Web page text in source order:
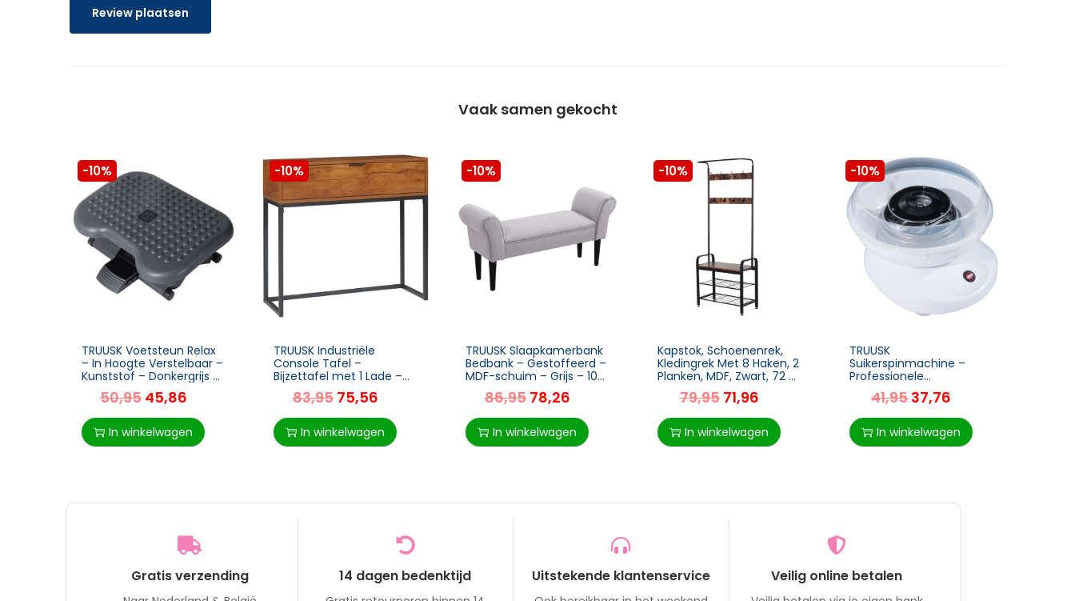
Review plaatsen
Vaak samen gekocht
-10%
TRUUSK Voetsteun Relax
– In Hoogte Verstelbaar –
Kunststof – Donkergrijs –
46x35cm
50,95 45,86
In winkelwagen
-10%
TRUUSK Industriële
Console Tafel –
Bijzettafel met 1 Lade –
Bruin + Zwart – Vintage
Design – Stijlvol en
Functioneel
83,95 75,56
In winkelwagen
-10%
TRUUSK Slaapkamerbank
Bedbank – Gestoffeerd –
MDF-schuim – Grijs – 102
x 31 x 51 cm
86,95 78,26
In winkelwagen
-10%
Kapstok, Schoenenrek,
Kledingrek Met 8 Haken, 2
Planken, MDF, Zwart, 72 X
34 X 185 Cm
79,95 71,96
In winkelwagen
-10%
TRUUSK
Suikerspinmachine –
Professionele
Suikerspinmaker –
Inclusief Suikerspin
Stokjes – Eenvoudig in
Gebruik – Wit
41,95 37,76
In winkelwagen
Gratis verzending 14 dagen bedenktijd Uitstekende klantenservice Veilig online betalen